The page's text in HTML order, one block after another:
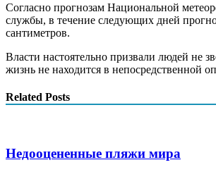
Согласно прогнозам Национальной
службы, в течение следующих дней
сантиметров.
Власти настоятельно призвали людей не
жизнь не находится в непосредственной
Related Posts
Недооцененные пляжи мира